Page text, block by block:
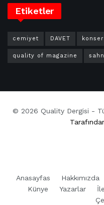
Etiketler
cemiyet DAVET konser
quality of magazine
© 2026 Quality Dergisi -
Anasayfas Hakkımızda
Künye
Yazarlar